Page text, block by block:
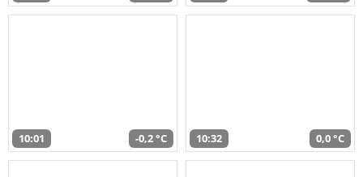
10:01 -0,2 °C 10:32 0,0 °C